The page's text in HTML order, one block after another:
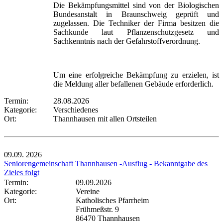
Die Bekämpfungsmittel sind von der Biologischen
Bundesanstalt in Braunschweig geprüft und
zugelassen. Die Techniker der Firma besitzen die
Sachkunde laut Pflanzenschutzgesetz und
Sachkenntnis nach der Gefahrstoffverordnung.
Um eine erfolgreiche Bekämpfung zu erzielen, ist
die Meldung aller befallenen Gebäude erforderlich.
Termin:
28.08.2026
Kategorie:
Verschiedenes
Ort:
Thannhausen mit allen Ortsteilen
09.09. 2026
Seniorengemeinschaft Thannhausen -Ausflug - Bekanntgabe des
Zieles folgt
Termin:
09.09.2026
Kategorie:
Vereine
Ort:
Katholisches Pfarrheim
Frühmeßstr. 9
86470 Thannhausen